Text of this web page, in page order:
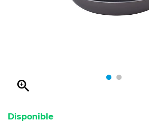
zoom_in
Disponible